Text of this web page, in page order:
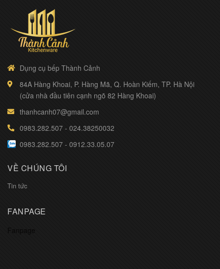
Dụng cụ bếp Thành Cảnh
84A Hàng Khoai, P. Hàng Mã, Q. Hoàn Kiếm, TP. Hà Nội
(cửa nhà đầu tiên cạnh ngõ 82 Hàng Khoai)
thanhcanh07@gmail.com
0983.282.507 - 024.38250032
0983.282.507 - 0912.33.05.07
VỀ CHÚNG TÔI
Tin tức
FANPAGE